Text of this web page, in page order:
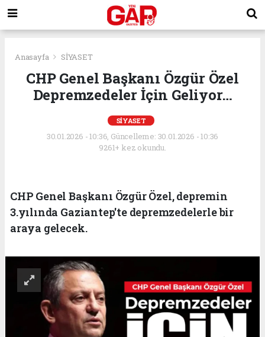
Anasayfa SİYASET
CHP Genel Başkanı Özgür Özel
Depremzedeler İçin Geliyor…
SİYASET
30.01.2026 - 10:36, Güncelleme: 30.01.2026 - 10:36
9261+ kez okundu.
CHP Genel Başkanı Özgür Özel, depremin
3.yılında Gaziantep'te depremzedelerle bir
araya gelecek.